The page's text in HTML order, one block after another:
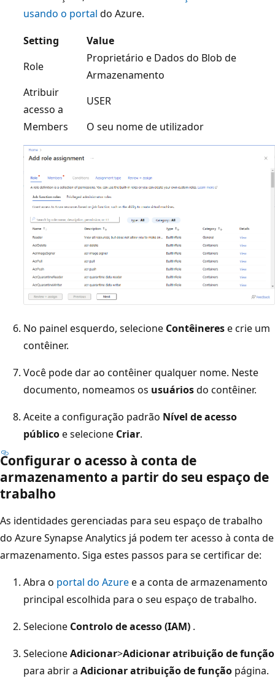
usando o portal do Azure.
Setting
Value
Role
Proprietário e Dados do Blob de
Armazenamento
Atribuir
acesso a
USER
Members
O seu nome de utilizador
No painel esquerdo, selecione Contêinerese crie um
contêiner.
Você pode dar ao contêiner qualquer nome. Neste
documento, nomeamos os usuáriosdo contêiner.
Aceite a configuração padrão Nível de acesso
públicoe selecione Criar.
Configurar o acesso à conta de
armazenamento a partir do seu espaço de
trabalho
As identidades gerenciadas para seu espaço de trabalho
do Azure Synapse Analytics já podem ter acesso à conta de
armazenamento. Siga estes passos para se certificar de:
Abra o portal do Azuree a conta de armazenamento
principal escolhida para o seu espaço de trabalho.
Selecione Controlo de acesso (IAM) .
SelecioneAdicionar>Adicionar atribuição de função
para abrir a Adicionar atribuição de função página.